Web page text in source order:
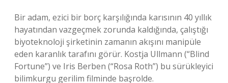
Bir adam, ezici bir borç karşılığında karısının 40 yıllık
hayatından vazgeçmek zorunda kaldığında, çalıştığı
biyoteknoloji şirketinin zamanın akışını manipüle
eden karanlık tarafını görür. Kostja Ullmann (“Blind
Fortune”) ve Iris Berben (“Rosa Roth”) bu sürükleyici
bilimkurgu gerilim filminde başrolde.